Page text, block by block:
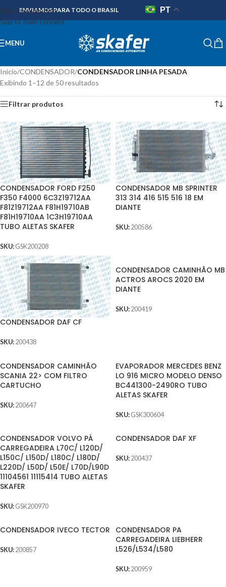
Skip to navigation
Skip to main content
ENVIAMOS PARA TODO O BRASIL PT
MENU
Início/CONDENSADOR/CONDENSADOR LINHA PESADA
Exibindo 1–12 de 50 resultados
Filtrar produtos
CONDENSADOR FORD F250
F350 F4000 6C3Z19712AA
F81Z19712AA F81H19710AB
F81H19710AA 1C3H19710AA
TUBO ALETAS SKAFER
SKU: GSK200208
CONDENSADOR MB SPRINTER
313 314 416 515 516 18 EM
DIANTE
SKU: 200586
CONDENSADOR DAF CF
SKU: 200438
CONDENSADOR CAMINHÃO MB
ACTROS AROCS 2020 EM
DIANTE
SKU: 200419
CONDENSADOR CAMINHÃO
SCANIA 22> COM FILTRO
CARTUCHO
SKU: 200647
EVAPORADOR MERCEDES BENZ
LO 916 MICRO MODELO DENSO
BC441300-2490RO TUBO
ALETAS SKAFER
SKU: GSK300604
CONDENSADOR VOLVO PÁ
CARREGADEIRA L70C/ L120D/
L150C/ L150D/ L180C/ L180D/
L220D/ L50D/ L50E/ L70D/L90D
11104561 11115414 TUBO ALETAS
SKAFER
SKU: GSK200970
CONDENSADOR DAF XF
SKU: 200437
CONDENSADOR IVECO TECTOR
SKU: 200857
CONDENSADOR PA
CARREGADEIRA LIEBHERR
L526/L534/L580
SKU: 200959